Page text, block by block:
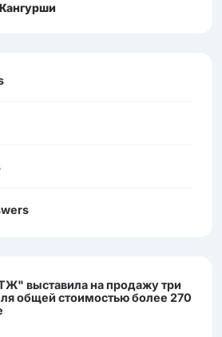
выставила на продажу три
общей стоимостью более 270